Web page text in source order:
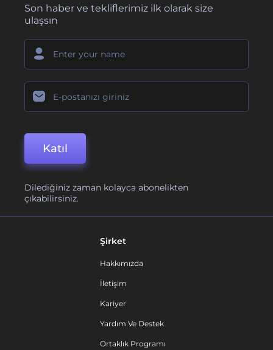
Son haber ve tekliflerimiz ilk olarak size
ulaşsın
Katıl
Dilediğiniz zaman kolayca abonelikten
çıkabilirsiniz.
Şirket
Hakkımızda
İletişim
Kariyer
Yardım Ve Destek
Ortaklık Programı